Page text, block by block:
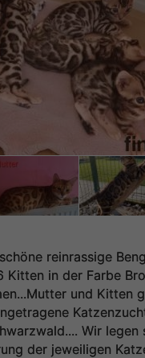
reinrassige
Kitten in der Farbe
und Kitten
Wir legen
der jeweiligen